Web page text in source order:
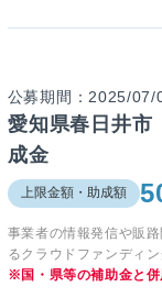
公募期間：2025/07/
愛知県春日井市
成金
上限金額・助成額
事業者の情報発信や販
るクラウドファンディ
※国・県等の補助金と併